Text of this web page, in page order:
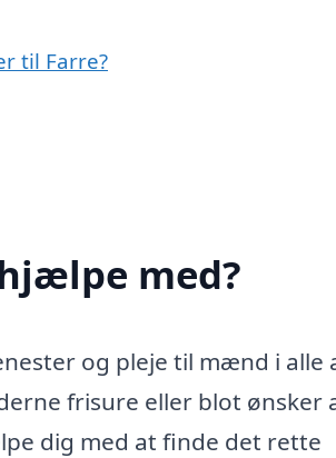
til Farre?
med?
og pleje til mænd i alle
frisure eller blot ønsker
dig med at finde det rette